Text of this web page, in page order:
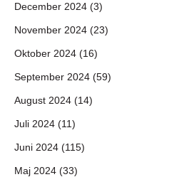
December 2024 (3)
November 2024 (23)
Oktober 2024 (16)
September 2024 (59)
August 2024 (14)
Juli 2024 (11)
Juni 2024 (115)
Maj 2024 (33)